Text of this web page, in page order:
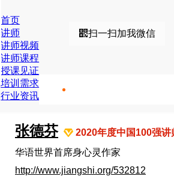
首页
讲师
讲师视频
讲师课程
授课见证
培训需求
行业资讯
张德芬
2020年度中国100强讲
华语世界首席身心灵作家
http://www.jiangshi.org/532812
扫一扫加我微信